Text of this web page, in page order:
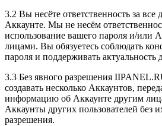
3.2 Вы несёте ответственность за все
Аккаунте. Мы не несём
использование вашего пароля и/или
лицами. Вы обязуетесь соблюдать
пароля и поддерживать актуальность
3.3 Без явного разрешения
создавать несколько Аккаунтов,
информацию об Аккаунте другим
Аккаунты других пользователей без
разрешения.